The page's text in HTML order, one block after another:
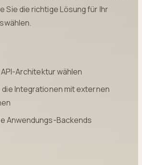
Sie die richtige Lösung für Ihr
Architektur wählen
Integrationen mit externen
Anwendungs-Backends